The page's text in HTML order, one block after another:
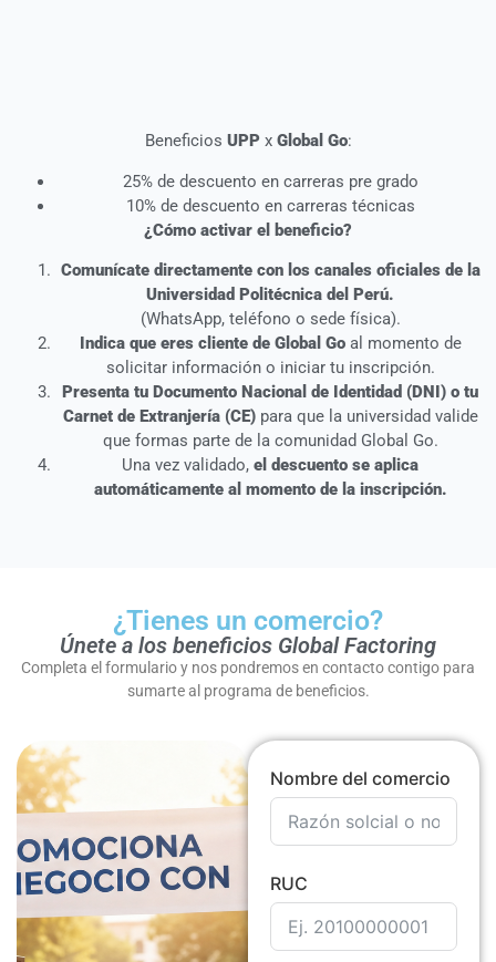
Beneficios UPP x Global Go:
25% de descuento en carreras pre grado
10% de descuento en carreras técnicas
¿Cómo activar el beneficio?
Comunícate directamente con los canales oficiales de la
Universidad Politécnica del Perú.
(WhatsApp, teléfono o sede física).
Indica que eres cliente de Global Goal momento de
solicitar información o iniciar tu inscripción.
Presenta tu Documento Nacional de Identidad (DNI) o tu
Carnet de Extranjería (CE)para que la universidad valide
que formas parte de la comunidad Global Go.
Una vez validado, el descuento se aplica
automáticamente al momento de la inscripción.
¿Tienes un comercio?
Únete a los beneficios Global Factoring
Completa el formulario y nos pondremos en contacto contigo para
sumarte al programa de beneficios.
Nombre del comercio
RUC